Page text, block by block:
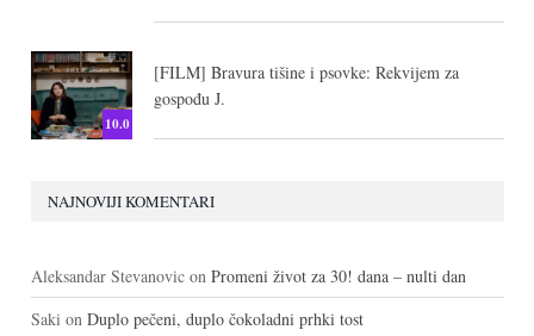
10.0
[FILM] Bravura tišine i psovke: Rekvijem za
gospođu J.
NAJNOVIJI KOMENTARI
Aleksandar Stevanovic on Promeni život za 30! dana – nulti dan
Saki on Duplo pečeni, duplo čokoladni prhki tost